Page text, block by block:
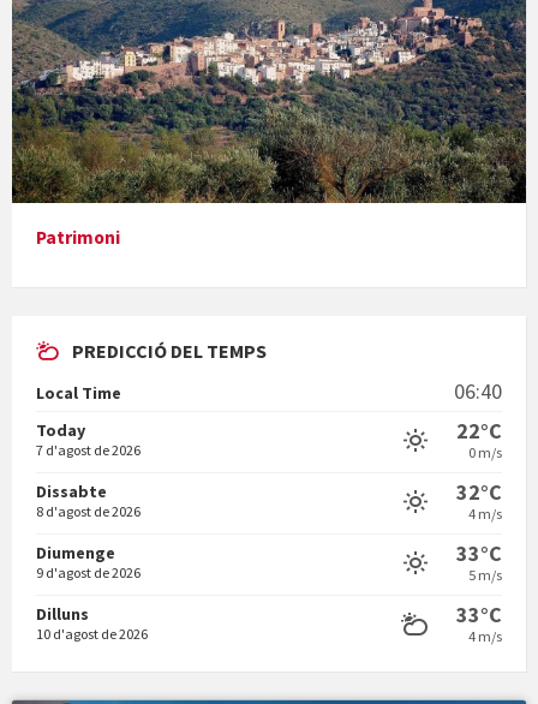
Presentació del llibre &quot;La mare&quot;, d'Emma Zafon
En Bum
Vermuts a la Font. Hit parit
Patrimoni
PREDICCIÓ DEL TEMPS
Local Time 06:40
Today
7 d'agost de 2026
22°C
0 m/s
Dissabte
8 d'agost de 2026
32°C
4 m/s
Diumenge
9 d'agost de 2026
33°C
5 m/s
Dilluns
10 d'agost de 2026
33°C
4 m/s